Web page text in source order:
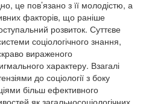
це пов’язано з її молодістю, а
факторів, що раніше
розвиток. Суттєве
соціологічного знання,
вираженого
характеру. Взагалі
до соціології з боку
більш ефективного